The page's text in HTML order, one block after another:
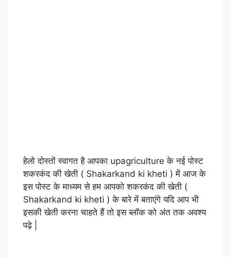
हेलो दोस्तों स्वागत है आपका upagriculture के नई पोस्ट
शकरकंद की खेती ( Shakarkand ki kheti ) में आज के
इस पोस्ट के माध्यम से हम आपको शकरकंद की खेती (
Shakarkand ki kheti ) के बारे में बताएंगे यदि आप भी
इसकी खेती करना चाहते हैं तो इस ब्लॉक को अंत तक अवश्य
पढ़े |